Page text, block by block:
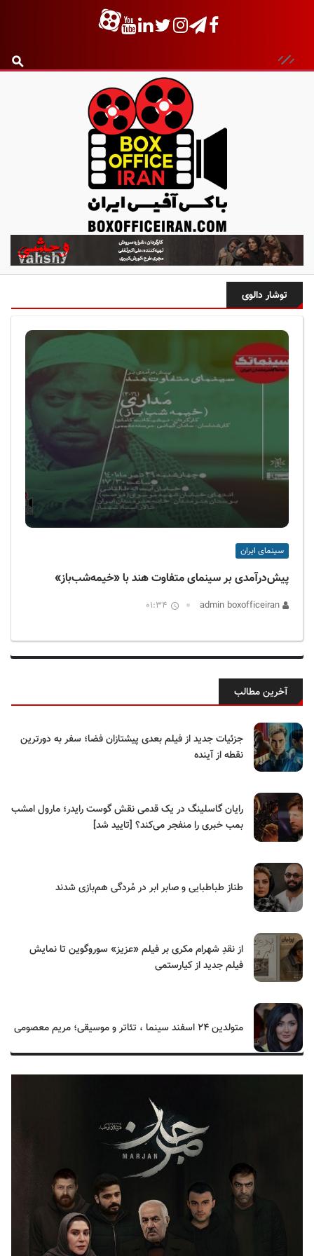
ب
ا
ک
آ
ا
ا
توشار دالوی
سینمای ایران
پیش‌درآمدی بر سینمای متفاوت هند با «خیمه‌شب‌باز»
01:34
آخرین مطالب
جزئیات جدید از فیلم بعدی پیشتازان فضا؛ سفر به دورترین
نقطه از آینده
رایان گاسلینگ در یک قدمی نقش گوست رایدر؛ مارول امشب
بمب خبری را منفجر می‌کند؟ [تایید شد]
طناز طباطبایی و صابر ابر در مُردگی هم‌بازی شدند
از نقدِ شهرام مکری بر فیلم «عزیز» سوروگوین تا نمایش
فیلم جدید از کیارستمی
متولدین ۲۴ اسفند سینما ، تئاتر و موسیقی؛ مریم معصومی